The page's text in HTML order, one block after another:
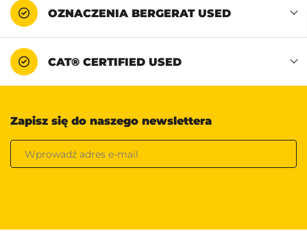
OZNACZENIA BERGERAT USED
CAT® CERTIFIED USED
Zapisz się do naszego newslettera